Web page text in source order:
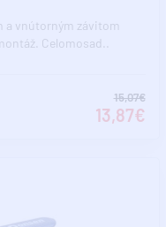
a vnútorným závitom
Celomosad..
15,07€
13,87€